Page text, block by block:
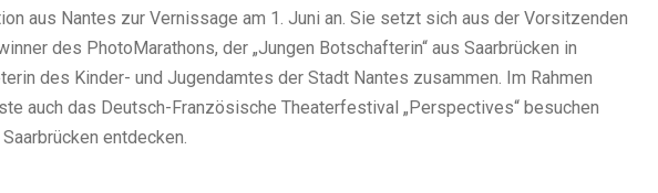
aus Nantes zur Vernissage am 1. Juni an. Sie setzt sich aus der Vorsitzenden
des PhotoMarathons, der „Jungen Botschafterin“ aus Saarbrücken in
des Kinder- und Jugendamtes der Stadt Nantes zusammen. Im Rahmen
auch das Deutsch-Französische Theaterfestival „Perspectives“ besuchen
entdecken.